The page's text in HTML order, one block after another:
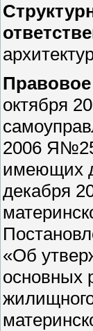
октября
2006
имеющих
декабря
«Об
основных